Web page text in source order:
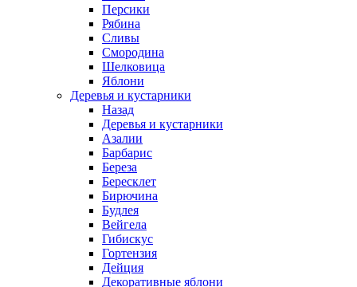
Персики
Рябина
Сливы
Смородина
Шелковица
Яблони
Деревья и кустарники
Назад
Деревья и кустарники
Азалии
Барбарис
Береза
Бересклет
Бирючина
Будлея
Вейгела
Гибискус
Гортензия
Дейция
Декоративные яблони